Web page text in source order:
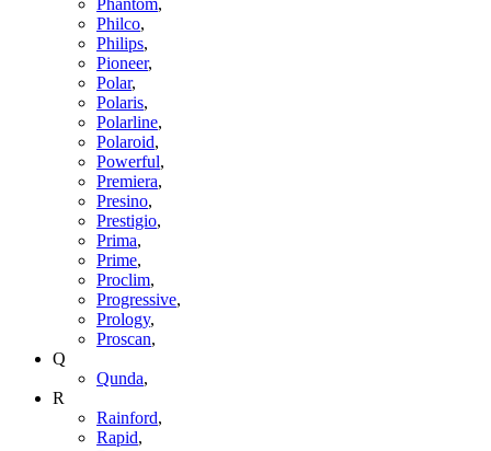
Philco,
Philips,
Pioneer,
Polar,
Polaris,
Polarline,
Polaroid,
Powerful,
Premiera,
Presino,
Prestigio,
Prima,
Prime,
Proclim,
Progressive,
Prology,
Proscan,
Q
Qunda,
R
Rainford,
Rapid,